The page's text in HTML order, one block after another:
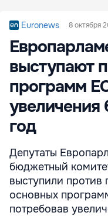
Euronews 8 октября
выступают
программ
год
Депутаты
бюджетный
выступили
основных
потребовав